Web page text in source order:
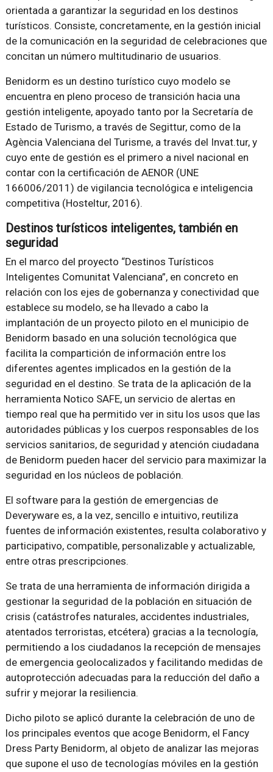
orientada a garantizar la seguridad en los destinos
turísticos. Consiste, concretamente, en la gestión inicial
de la comunicación en la seguridad de celebraciones que
concitan un número multitudinario de usuarios.
Benidorm es un destino turístico cuyo modelo se
encuentra en pleno proceso de transición hacia una
gestión inteligente, apoyado tanto por la Secretaría de
Estado de Turismo, a través de Segittur, como de la
Agència Valenciana del Turisme, a través del Invat.tur, y
cuyo ente de gestión es el primero a nivel nacional en
contar con la certificación de AENOR (UNE
166006/2011) de vigilancia tecnológica e inteligencia
competitiva (Hosteltur, 2016).
Destinos turísticos inteligentes, también en
seguridad
En el marco del proyecto “Destinos Turísticos
Inteligentes Comunitat Valenciana”, en concreto en
relación con los ejes de gobernanza y conectividad que
establece su modelo, se ha llevado a cabo la
implantación de un proyecto piloto en el municipio de
Benidorm basado en una solución tecnológica que
facilita la compartición de información entre los
diferentes agentes implicados en la gestión de la
seguridad en el destino. Se trata de la aplicación de la
herramienta Notico SAFE, un servicio de alertas en
tiempo real que ha permitido ver in situ los usos que las
autoridades públicas y los cuerpos responsables de los
servicios sanitarios, de seguridad y atención ciudadana
de Benidorm pueden hacer del servicio para maximizar la
seguridad en los núcleos de población.
El software para la gestión de emergencias de
Deveryware es, a la vez, sencillo e intuitivo, reutiliza
fuentes de información existentes, resulta colaborativo y
participativo, compatible, personalizable y actualizable,
entre otras prescripciones.
Se trata de una herramienta de información dirigida a
gestionar la seguridad de la población en situación de
crisis (catástrofes naturales, accidentes industriales,
atentados terroristas, etcétera) gracias a la tecnología,
permitiendo a los ciudadanos la recepción de mensajes
de emergencia geolocalizados y facilitando medidas de
autoprotección adecuadas para la reducción del daño a
sufrir y mejorar la resiliencia.
Dicho piloto se aplicó durante la celebración de uno de
los principales eventos que acoge Benidorm, el Fancy
Dress Party Benidorm, al objeto de analizar las mejoras
que supone el uso de tecnologías móviles en la gestión